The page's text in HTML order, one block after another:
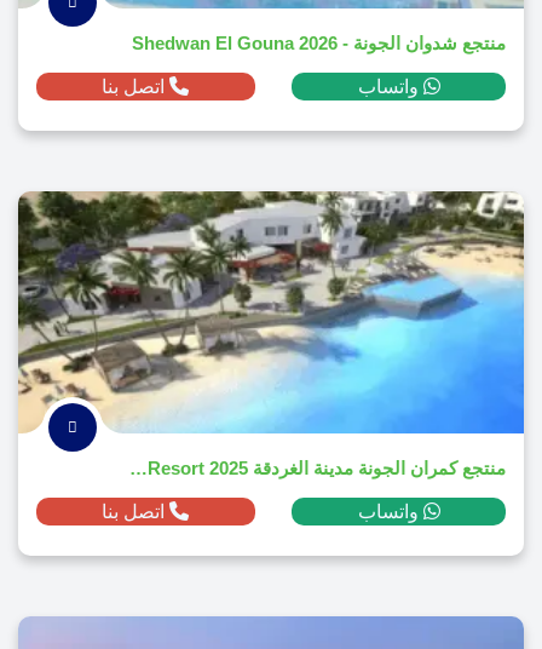
منتجع شدوان الجونة - Shedwan El Gouna 2026
واتساب اتصل بنا
منتجع كمران الجونة مدينة الغردقة Kamaran Resort 2025
واتساب اتصل بنا